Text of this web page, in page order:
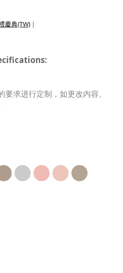
慶典(TW) |
求进行定制，如更改内容、